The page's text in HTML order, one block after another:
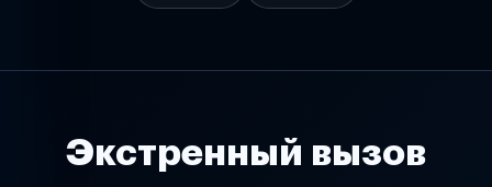
Экстренный вызов